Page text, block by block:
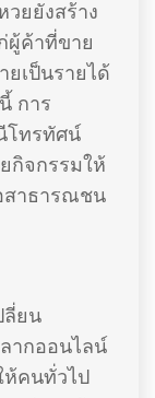
ยยังสร้าง
ผู้ค้าที่ขาย
เป็นรายได้
การ
โทรทัศน์
กิจกรรมให้
สาธารณชน
ลี่ยน
ากออนไลน์
คนทั่วไป